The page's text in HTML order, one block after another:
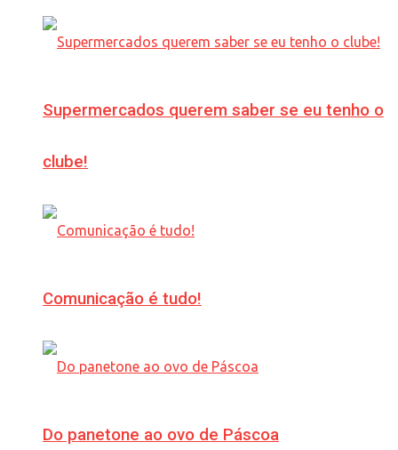
Supermercados querem saber se eu tenho o
clube!
Comunicação é tudo!
Do panetone ao ovo de Páscoa